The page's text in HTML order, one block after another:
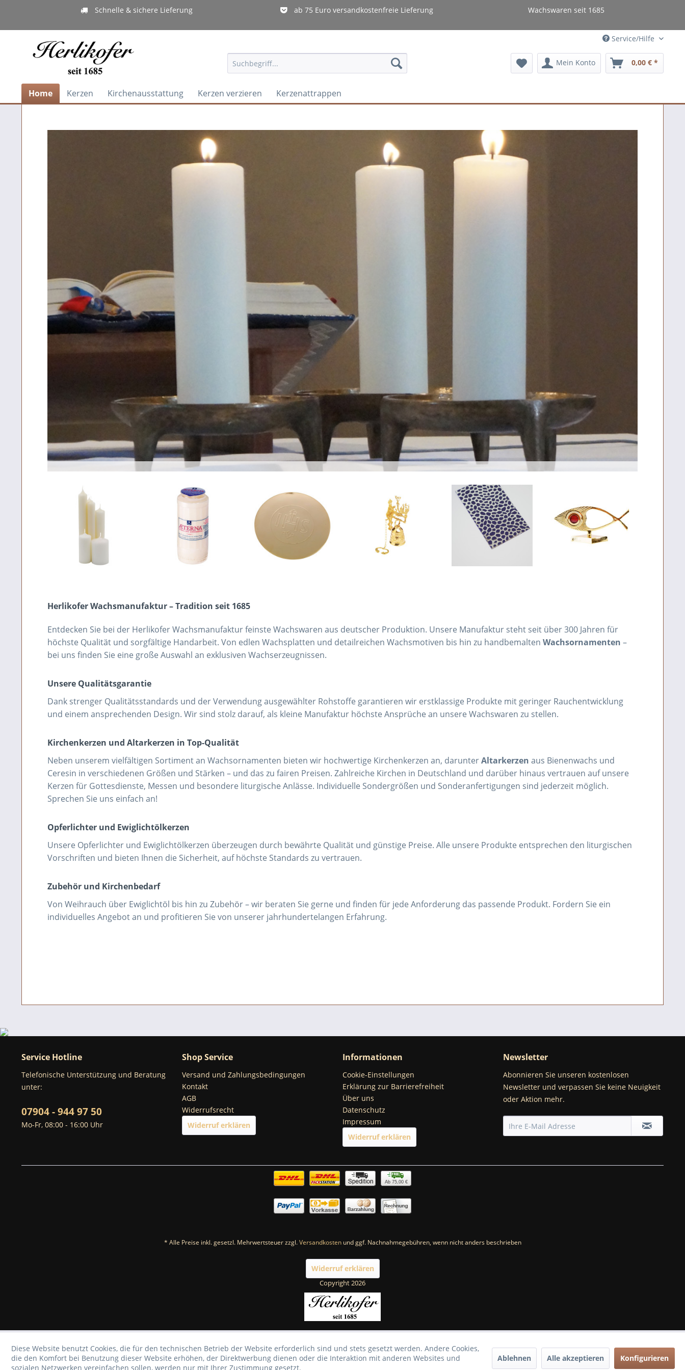
Schnelle & sichere Lieferung ab 75 Euro versandkostenfreie Lieferung Wachswaren seit 1685
Service/Hilfe
Mein Konto 0,00 € *
Home Kerzen Kirchenausstattung Kerzen verzieren Kerzenattrappen
Herlikofer Wachsmanufaktur – Tradition seit 1685
Entdecken Sie bei der Herlikofer Wachsmanufaktur feinste Wachswaren aus deutscher Produktion. Unsere Manufaktur steht seit über 300 Jahren für
höchste Qualität und sorgfältige Handarbeit. Von edlen Wachsplatten und detailreichen Wachsmotiven bis hin zu handbemalten Wachsornamenten –
bei uns finden Sie eine große Auswahl an exklusiven Wachserzeugnissen.
Unsere Qualitätsgarantie
Dank strenger Qualitätsstandards und der Verwendung ausgewählter Rohstoffe garantieren wir erstklassige Produkte mit geringer Rauchentwicklung
und einem ansprechenden Design. Wir sind stolz darauf, als kleine Manufaktur höchste Ansprüche an unsere Wachswaren zu stellen.
Kirchenkerzen und Altarkerzen in Top-Qualität
Neben unserem vielfältigen Sortiment an Wachsornamenten bieten wir hochwertige Kirchenkerzen an, darunterAltarkerzen aus Bienenwachs und
Ceresin in verschiedenen Größen und Stärken – und das zu fairen Preisen. Zahlreiche Kirchen in Deutschland und darüber hinaus vertrauen auf unsere
Kerzen für Gottesdienste, Messen und besondere liturgische Anlässe. Individuelle Sondergrößen und Sonderanfertigungen sind jederzeit möglich.
Sprechen Sie uns einfach an!
Opferlichter und Ewiglichtölkerzen
Unsere Opferlichter und Ewiglichtölkerzen überzeugen durch bewährte Qualität und günstige Preise. Alle unsere Produkte entsprechen den liturgischen
Vorschriften und bieten Ihnen die Sicherheit, auf höchste Standards zu vertrauen.
Zubehör und Kirchenbedarf
Von Weihrauch über Ewiglichtöl bis hin zu Zubehör – wir beraten Sie gerne und finden für jede Anforderung das passende Produkt. Fordern Sie ein
individuelles Angebot an und profitieren Sie von unserer jahrhundertelangen Erfahrung.
Service Hotline
Telefonische Unterstützung und Beratung
unter:
07904 - 944 97 50
Mo-Fr, 08:00 - 16:00 Uhr
Shop Service
Versand und Zahlungsbedingungen
Kontakt
AGB
Widerrufsrecht
Widerruf erklären
Informationen
Cookie-Einstellungen
Erklärung zur Barrierefreiheit
Über uns
Datenschutz
Impressum
Widerruf erklären
Newsletter
Abonnieren Sie unseren kostenlosen
Newsletter und verpassen Sie keine Neuigkeit
oder Aktion mehr.
Ab 75,00 €
* Alle Preise inkl. gesetzl. Mehrwertsteuer zzgl.Versandkostenund ggf. Nachnahmegebühren, wenn nicht anders beschrieben
Widerruf erklären
Copyright 2026
Diese Website benutzt Cookies, die für den technischen Betrieb der Website erforderlich sind und stets gesetzt werden. Andere Cookies,
die den Komfort bei Benutzung dieser Website erhöhen, der Direktwerbung dienen oder die Interaktion mit anderen Websites und
sozialen Netzwerken vereinfachen sollen, werden nur mit Ihrer Zustimmung gesetzt.
Ablehnen Alle akzeptieren Konfigurieren